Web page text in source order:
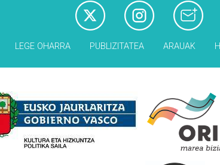
LEGE OHARRA PUBLIZITATEA ARAUAK